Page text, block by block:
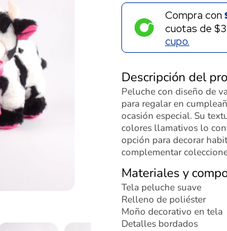
Compra con
cuotas de
cupo.
Descripción del
Peluche con diseño de
para regalar en
ocasión especial. Su
colores llamativos lo
opción para decorar
complementar
Materiales y
Tela peluche suave
Relleno de poliéster
Moño decorativo en tela
Detalles bordados